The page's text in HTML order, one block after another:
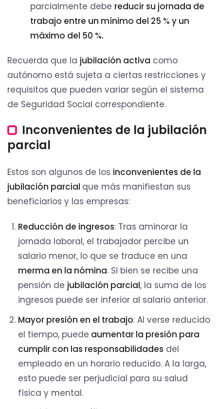
parcialmente debe reducir su jornada de
trabajo entre un mínimo del 25 % y un
máximo del 50 %.
Recuerda que la jubilación activa como
autónomo está sujeta a ciertas restricciones y
requisitos que pueden variar según el sistema
de Seguridad Social correspondiente.
Inconvenientes de la jubilación
parcial
Estos son algunos de los inconvenientes de la
jubilación parcial que más manifiestan sus
beneficiarios y las empresas:
Reducción de ingresos: Tras aminorar la
jornada laboral, el trabajador percibe un
salario menor, lo que se traduce en una
merma en la nómina. Si bien se recibe una
pensión de jubilación parcial, la suma de los
ingresos puede ser inferior al salario anterior.
Mayor presión en el trabajo: Al verse reducido
el tiempo, puede aumentar la presión para
cumplir con las responsabilidades del
empleado en un horario reducido. A la larga,
esto puede ser perjudicial para su salud
física y mental.